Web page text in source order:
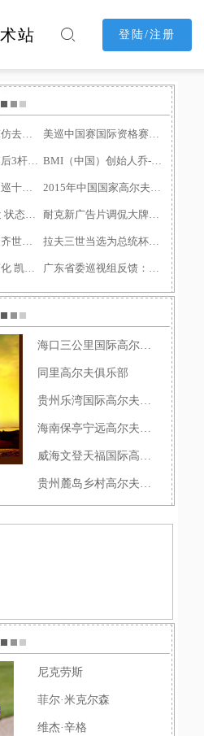
站  登陆/注册
克里默抑制不住模仿去年长� 美巡中国赛国际资格赛第二
本田精英赛老米落后3杆 推� BMI（中国）创始人乔-普尓�
林希妤获得女子中巡十二月 2015年中国国家高尔夫球队�
伍兹39岁生日临近 状态低迷� 耐克新广告片调侃大牌球星
凯迪拉克锦标赛聚齐世界前 拉夫三世当选为总统杯副队
斯科特新赛季有变化 凯迪� 广东省委巡视组反馈：深圳�
海口三公里国际高尔夫球会
同里高尔夫俱乐部
贵州乐湾国际高尔夫俱乐部
海南保亭宁远高尔夫球会
威海文登天福国际高尔夫俱乐�
贵州麓岛乡村高尔夫俱乐部
尼克劳斯
菲尔·米克尔森
维杰·辛格